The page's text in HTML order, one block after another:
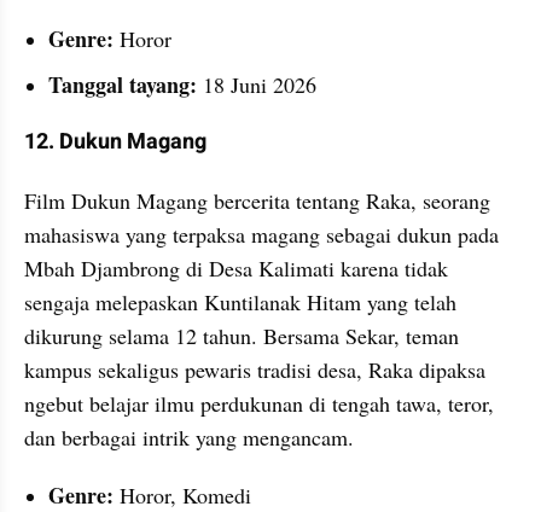
Genre: Horor
Tanggal tayang: 18 Juni 2026
12. Dukun Magang
Film Dukun Magang bercerita tentang Raka, seorang
mahasiswa yang terpaksa magang sebagai dukun pada
Mbah Djambrong di Desa Kalimati karena tidak
sengaja melepaskan Kuntilanak Hitam yang telah
dikurung selama 12 tahun. Bersama Sekar, teman
kampus sekaligus pewaris tradisi desa, Raka dipaksa
ngebut belajar ilmu perdukunan di tengah tawa, teror,
dan berbagai intrik yang mengancam.
Genre: Horor, Komedi